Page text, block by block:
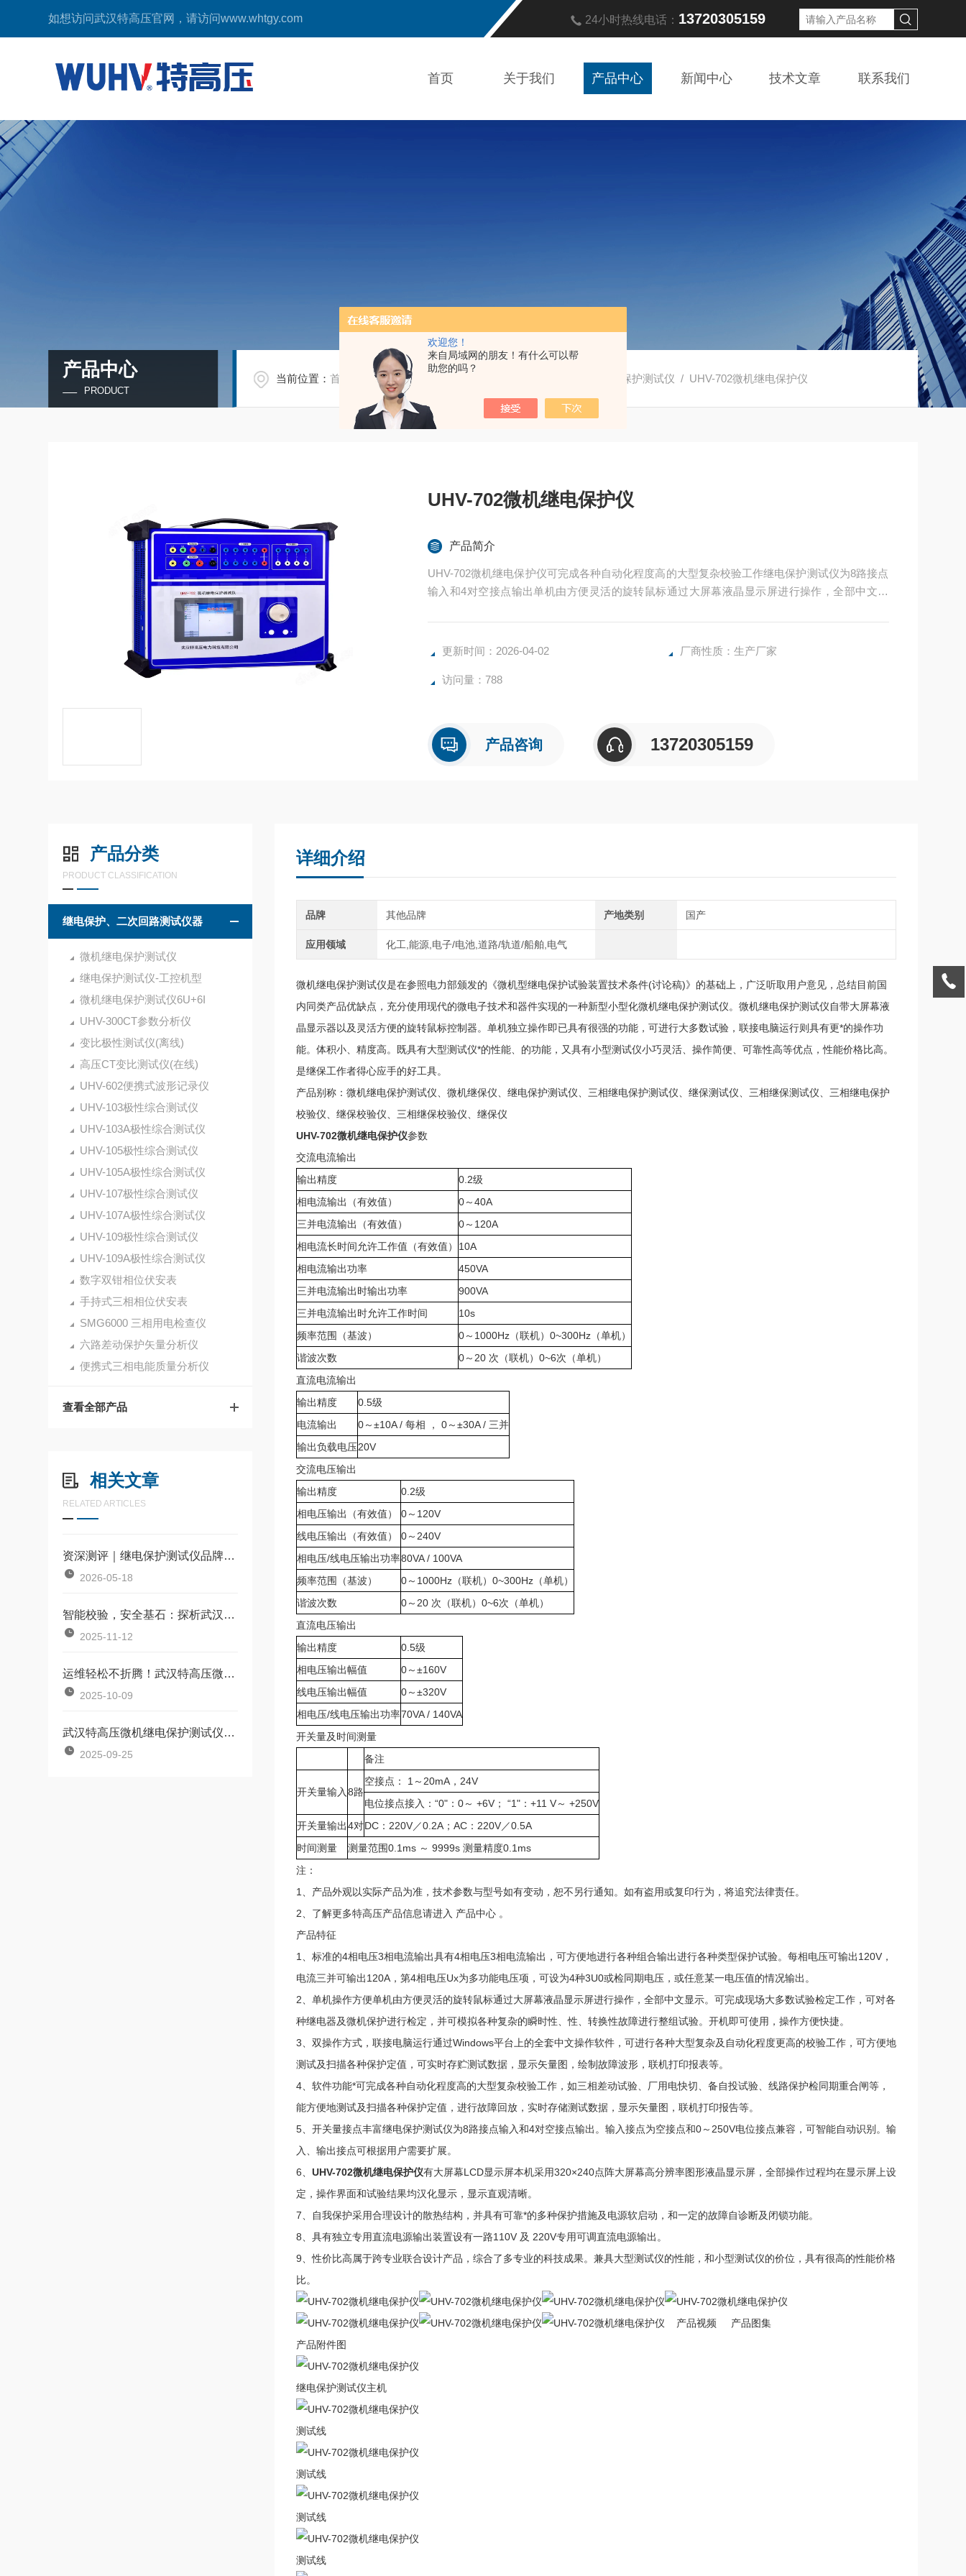
欢迎您！
来自局域网的朋友！有什么可以帮
助您的吗？
如想访问武汉特高压官网，请访问www.whtgy.com 24小时热线电话： 13720305159
首页 关于我们 产品中心 新闻中心 技术文章 联系我们
产品中心
PRODUCT
当前位置：首页 产品中心/ 微机继电保护测试仪 / UHV-702微机继电保护仪
UHV-702微机继电保护仪
产品简介
UHV-702微机继电保护仪可完成各种自动化程度高的大型复杂校验工作继电保护测试仪为8路接点
输入和4对空接点输出单机由方便灵活的旋转鼠标通过大屏幕液晶显示屏进行操作，全部中文显
更新时间：2026-04-02 厂商性质：生产厂家
访问量：788
产品咨询 13720305159
产品分类
PRODUCT CLASSIFICATION
继电保护、二次回路测试仪器
微机继电保护测试仪
继电保护测试仪-工控机型
微机继电保护测试仪6U+6I
UHV-300CT参数分析仪
变比极性测试仪(离线)
高压CT变比测试仪(在线)
UHV-602便携式波形记录仪
UHV-103极性综合测试仪
UHV-103A极性综合测试仪
UHV-105极性综合测试仪
UHV-105A极性综合测试仪
UHV-107极性综合测试仪
UHV-107A极性综合测试仪
UHV-109极性综合测试仪
UHV-109A极性综合测试仪
数字双钳相位伏安表
手持式三相相位伏安表
SMG6000 三相用电检查仪
六路差动保护矢量分析仪
便携式三相电能质量分析仪
查看全部产品
相关文章
RELATED ARTICLES
资深测评｜继电保护测试仪品牌、品质、售后、性价比全解析
2026-05-18
智能校验，安全基石：探析武汉特高压微机继电保护测试仪
2025-11-12
运维轻松不折腾！武汉特高压微机继电保护测试仪易操作
2025-10-09
武汉特高压微机继电保护测试仪：继电保护的 “智能调试伙伴”
2025-09-25
详细介绍
品牌 其他品牌 产地类别 国产
应用领域 化工,能源,电子/电池,道路/轨道/船舶,电气
微机继电保护测试仪是在参照电力部颁发的《微机型继电保护试验装置技术条件(讨论稿)》的基础上，广泛听取用户意见，总结目前国
内同类产品优缺点，充分使用现代的微电子技术和器件实现的一种新型小型化微机继电保护测试仪。微机继电保护测试仪自带大屏幕液
晶显示器以及灵活方便的旋转鼠标控制器。单机独立操作即已具有很强的功能，可进行大多数试验，联接电脑运行则具有更*的操作功
能。体积小、精度高。既具有大型测试仪*的性能、的功能，又具有小型测试仪小巧灵活、操作简便、可靠性高等优点，性能价格比高。
是继保工作者得心应手的好工具。
产品别称：微机继电保护测试仪、微机继保仪、继电保护测试仪、三相继电保护测试仪、继保测试仪、三相继保测试仪、三相继电保护
校验仪、继保校验仪、三相继保校验仪、继保仪
UHV-702微机继电保护仪参数
交流电流输出
输出精度
0.2级
相电流输出（有效值）
0～40A
三并电流输出（有效值）
0～120A
相电流长时间允许工作值（有效值）
10A
相电流输出功率
450VA
三并电流输出时输出功率
900VA
三并电流输出时允许工作时间
10s
频率范围（基波）
0～1000Hz（联机）0~300Hz（单机）
谐波次数
0～20 次（联机）0~6次（单机）
直流电流输出
输出精度
0.5级
电流输出
0～±10A / 每相 ， 0～±30A / 三并
输出负载电压20V
交流电压输出
输出精度
0.2级
相电压输出（有效值）
0～120V
线电压输出（有效值）
0～240V
相电压/线电压输出功率80VA / 100VA
频率范围（基波）
0～1000Hz（联机）0~300Hz（单机）
谐波次数
0～20 次（联机）0~6次（单机）
直流电压输出
输出精度
0.5级
相电压输出幅值
0～±160V
线电压输出幅值
0～±320V
相电压/线电压输出功率70VA / 140VA
开关量及时间测量
备注
开关量输入 8路
空接点： 1～20mA，24V
电位接点接入：“0"：0～ +6V； “1"：+11 V～ +250V
开关量输出4对DC：220V／0.2A；AC：220V／0.5A
时间测量
测量范围0.1ms ～ 9999s 测量精度0.1ms
注：
1、产品外观以实际产品为准，技术参数与型号如有变动，恕不另行通知。如有盗用或复印行为，将追究法律责任。
2、了解更多特高压产品信息请进入 产品中心 。
产品特征
1、标准的4相电压3相电流输出具有4相电压3相电流输出，可方便地进行各种组合输出进行各种类型保护试验。每相电压可输出120V，
电流三并可输出120A，第4相电压Ux为多功能电压项，可设为4种3U0或检同期电压，或任意某一电压值的情况输出。
2、单机操作方便单机由方便灵活的旋转鼠标通过大屏幕液晶显示屏进行操作，全部中文显示。可完成现场大多数试验检定工作，可对各
种继电器及微机保护进行检定，并可模拟各种复杂的瞬时性、性、转换性故障进行整组试验。开机即可使用，操作方便快捷。
3、双操作方式，联接电脑运行通过Windows平台上的全套中文操作软件，可进行各种大型复杂及自动化程度更高的校验工作，可方便地
测试及扫描各种保护定值，可实时存贮测试数据，显示矢量图，绘制故障波形，联机打印报表等。
4、软件功能*可完成各种自动化程度高的大型复杂校验工作，如三相差动试验、厂用电快切、备自投试验、线路保护检同期重合闸等，
能方便地测试及扫描各种保护定值，进行故障回放，实时存储测试数据，显示矢量图，联机打印报告等。
5、开关量接点丰富继电保护测试仪为8路接点输入和4对空接点输出。输入接点为空接点和0～250V电位接点兼容，可智能自动识别。输
入、输出接点可根据用户需要扩展。
6、 UHV-702微机继电保护仪有大屏幕LCD显示屏本机采用320×240点阵大屏幕高分辨率图形液晶显示屏，全部操作过程均在显示屏上设
定，操作界面和试验结果均汉化显示，显示直观清晰。
7、自我保护采用合理设计的散热结构，并具有可靠*的多种保护措施及电源软启动，和一定的故障自诊断及闭锁功能。
8、具有独立专用直流电源输出装置设有一路110V 及 220V专用可调直流电源输出。
9、性价比高属于跨专业联合设计产品，综合了多专业的科技成果。兼具大型测试仪的性能，和小型测试仪的价位，具有很高的性能价格
比。
产品视频 产品图集
产品附件图
继电保护测试仪主机
测试线
测试线
测试线
测试线